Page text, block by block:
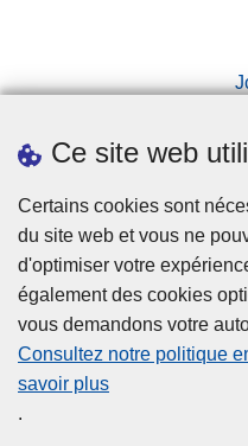
Ce site web
Certains cookies sont
du site web et vous ne
d'optimiser votre
également des cookies
vous demandons votre
Consultez notre politique
savoir plus
.